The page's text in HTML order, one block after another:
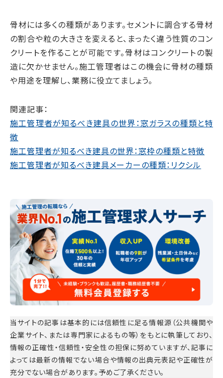
骨材には多くの種類があります。セメントに調合する骨材
の割合や粒の大きさを変えると、まったく違う性質のコン
クリートを作ることが可能です。骨材はコンクリートの製
造に欠かせません。施工管理者はこの機会に骨材の種類
や用途を理解し、業務に役立てましょう。
関連記事：
施工管理者が知るべき建具の世界：窓ガラスの種類と特
徴
施工管理者が知るべき建具の世界：窓枠の種類と特徴
施工管理者が知るべき建具メーカーの種類：リクシル
当サイトの記事は基本的には信頼性に足る情報源（公共機関や
企業サイト、または専門家によるもの等）をもとに執筆しており、
情報の正確性・信頼性・安全性の担保に努めていますが、記事に
よっては最新の情報でない場合や情報の出典元表記や正確性が
充分でない場合があります。予めご了承ください。